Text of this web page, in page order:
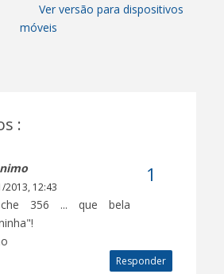
Ver versão para dispositivos
móveis
:
2013, 12:43
356 ... que bela
Responder